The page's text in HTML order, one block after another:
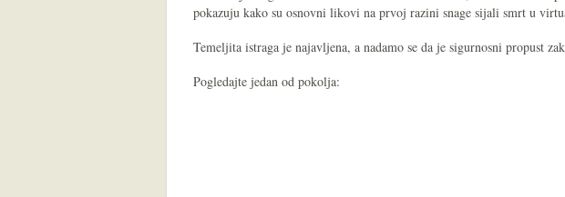
pokazuju kako su osnovni likovi na prvoj razini snage sijali smrt u
Temeljita istraga je najavljena, a nadamo se da je sigurnosni propust
Pogledajte jedan od pokolja: